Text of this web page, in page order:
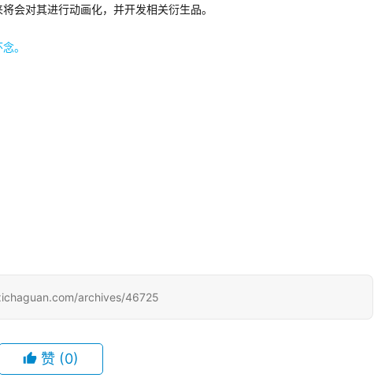
会对其进行动画化，并开发相关衍生品。
。
archives/46725
赞 (0)